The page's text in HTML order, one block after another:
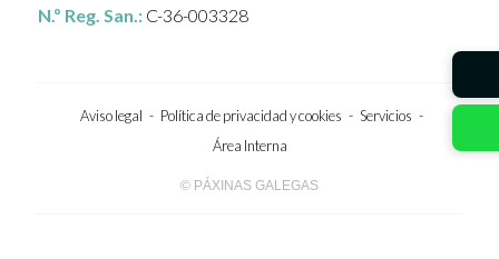
N.º Reg. San.: C-36-003328
Aviso legal - Política de privacidad y cookies - Servicios -
Área Interna
© PÁXINAS GALEGAS